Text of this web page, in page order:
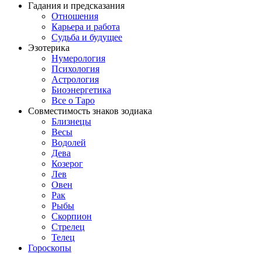
Гадания и предсказания
Отношения
Карьера и работа
Cудьба и будущее
Эзотерика
Нумерология
Психология
Астрология
Биоэнергетика
Все о Таро
Совместимость знаков зодиака
Близнецы
Весы
Водолей
Дева
Козерог
Лев
Овен
Рак
Рыбы
Скорпион
Стрелец
Телец
Гороскопы